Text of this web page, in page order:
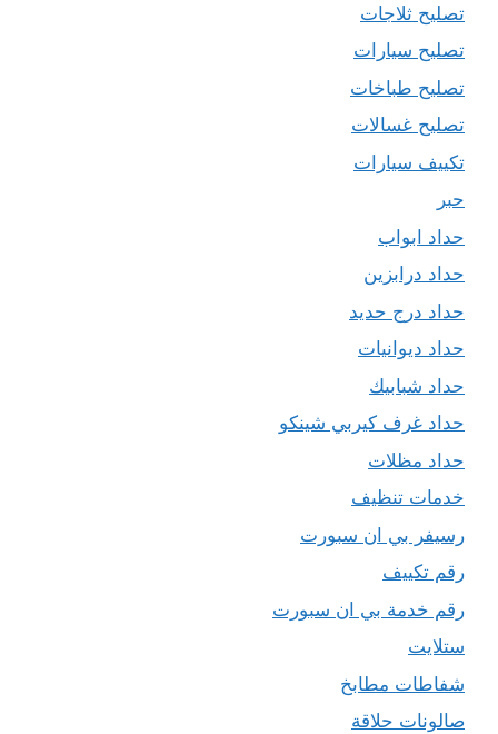
تصليح ثلاجات
تصليح سيارات
تصليح طباخات
تصليح غسالات
تكييف سيارات
حبر
حداد ابواب
حداد درابزين
حداد درج حديد
حداد ديوانيات
حداد شبابيك
حداد غرف كيربي شينكو
حداد مظلات
خدمات تنظيف
رسيفر بي ان سبورت
رقم تكييف
رقم خدمة بي ان سبورت
ستلايت
شفاطات مطابخ
صالونات حلاقة